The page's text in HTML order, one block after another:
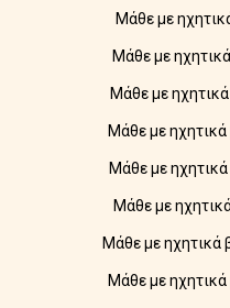
Μάθε με
Μάθε με
Μάθε με
Μάθε με
Μάθε με
Μάθε με
Μάθε με ηχητικά
Μάθε με